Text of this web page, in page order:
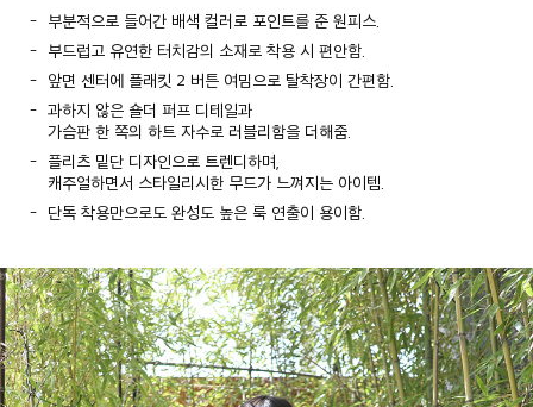
부분적으로 들어간 배색 컬러로 포인트를 준 원피스.
부드럽고 유연한 터치감의 소재로 착용 시 편안함.
앞면 센터에 플래킷 2 버튼 여밈으로 탈착장이 간편함.
과하지 않은 숄더 퍼프 디테일과
가슴판 한 쪽의 하트 자수로 러블리함을 더해줌.
플리츠 밑단 디자인으로 트렌디하며,
캐주얼하면서 스타일리시한 무드가 느껴지는 아이템.
단독 착용만으로도 완성도 높은 룩 연출이 용이함.